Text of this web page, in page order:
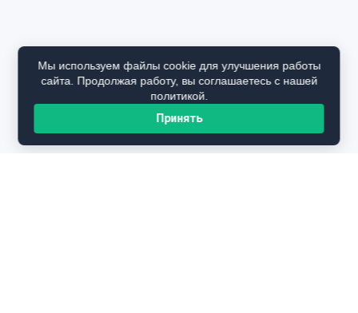
Мы используем файлы cookie для улучшения работы
сайта. Продолжая работу, вы соглашаетесь с нашей
политикой.
Принять